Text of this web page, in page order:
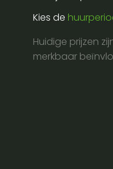
Kies de
Huidige prijzen
merkbaar